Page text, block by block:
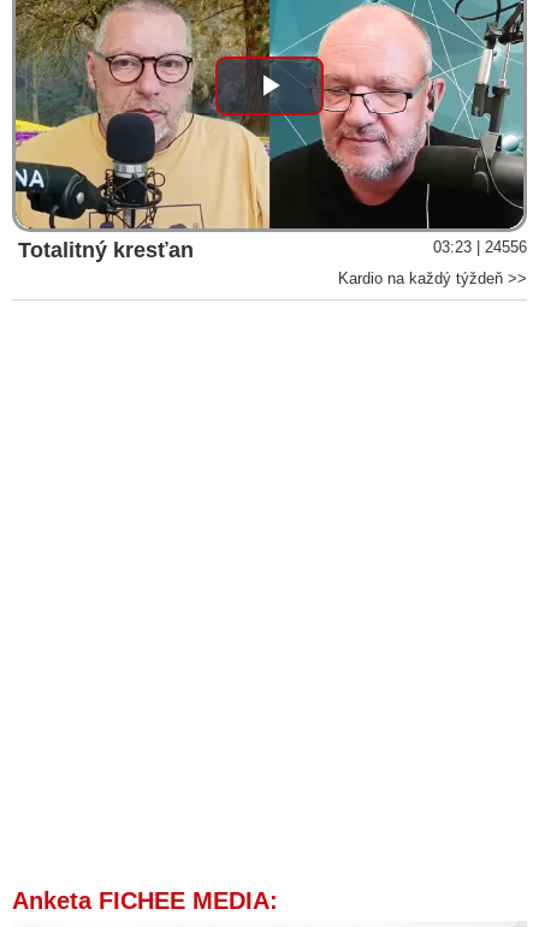
Play
Video
Totalitný kresťan
03:23 | 24556
Kardio na každý týždeň >>
Anketa FICHEE MEDIA: